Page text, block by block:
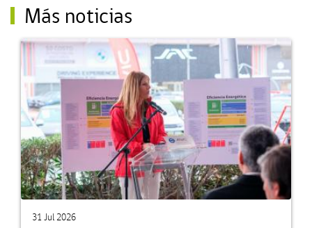
Más noticias
31 Jul 2026